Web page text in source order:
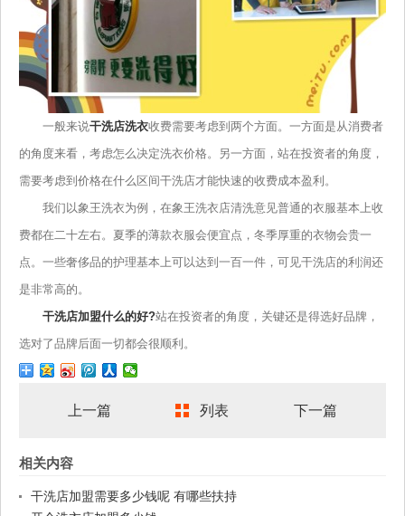
一般来说干洗店洗衣收费需要考虑到两个方面。一方面是从消费者
的角度来看，考虑怎么决定洗衣价格。另一方面，站在投资者的角度，
需要考虑到价格在什么区间干洗店才能快速的收费成本盈利。
我们以象王洗衣为例，在象王洗衣店清洗意见普通的衣服基本上收
费都在二十左右。夏季的薄款衣服会便宜点，冬季厚重的衣物会贵一
点。一些奢侈品的护理基本上可以达到一百一件，可见干洗店的利润还
是非常高的。
干洗店加盟什么的好?站在投资者的角度，关键还是得选好品牌，
选对了品牌后面一切都会很顺利。
上一篇 列表 下一篇
相关内容
干洗店加盟需要多少钱呢 有哪些扶持